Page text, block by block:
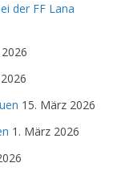
der FF Lana
15. März 2026
1. März 2026